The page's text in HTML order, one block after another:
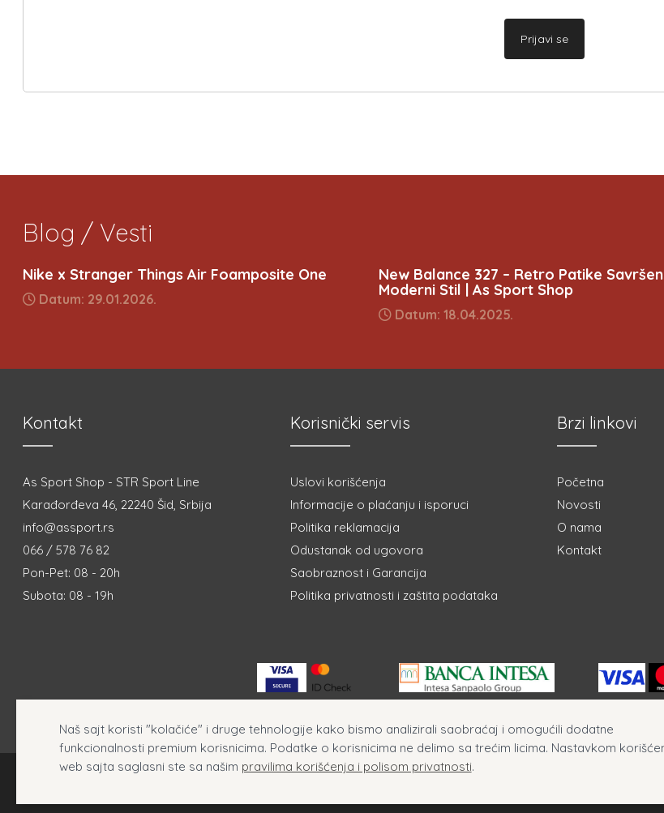
Prijavi se
Blog / Vesti
Nike x Stranger Things Air Foamposite One
Datum: 29.01.2026.
New Balance 327 – Retro Patike
Moderni Stil | As Sport Shop
Datum: 18.04.2025.
Kontakt
As Sport Shop - STR Sport Line
Karađorđeva 46, 22240 Šid, Srbija
info@assport.rs
066 / 578 76 82
Pon-Pet: 08 - 20h
Subota: 08 - 19h
Korisnički servis
Uslovi korišćenja
Informacije o plaćanju i isporuci
Politika reklamacija
Odustanak od ugovora
Saobraznost i Garancija
Politika privatnosti i zaštita podataka
Brzi linkovi
Početna
Novosti
O nama
Kontakt
Naš sajt koristi "kolačiće" i druge tehnologije kako bismo analizirali saobraćaj i omogućili dodatne
funkcionalnosti premium korisnicima. Podatke o korisnicima ne delimo sa trećim licima. Nastavkom
web sajta saglasni ste sa našim pravilima korišćenja i polisom privatnosti.